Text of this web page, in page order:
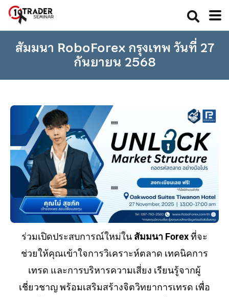
สัมมนา RoboForex กรุงเทพ วันที่ 27
กันยายน 2568
ร่วมเปิดประสบการณ์ใหม่ใน สัมมนา Forexที่จะ
ช่วยให้คุณเข้าใจการวิเคราะห์ตลาด เทคนิคการ
เทรด และการบริหารความเสี่ยง เรียนรู้จากผู้
เชี่ยวชาญ พร้อมเสริมสร้างจิตวิทยาการเทรด เพื่อ